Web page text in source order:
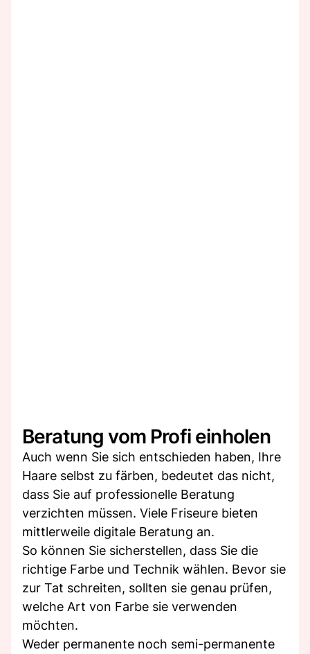
Beratung vom Profi einholen
Auch wenn Sie sich entschieden haben, Ihre
Haare selbst zu färben, bedeutet das nicht,
dass Sie auf professionelle Beratung
verzichten müssen. Viele Friseure bieten
mittlerweile digitale Beratung an.
So können Sie sicherstellen, dass Sie die
richtige Farbe und Technik wählen. Bevor sie
zur Tat schreiten, sollten sie genau prüfen,
welche Art von Farbe sie verwenden
möchten.
Weder permanente noch semi-permanente